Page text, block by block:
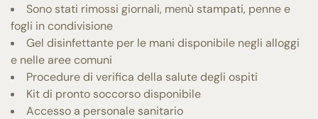
Sono stati rimossi giornali, menù stampati, penne e
fogli in condivisione
Gel disinfettante per le mani disponibile negli alloggi
e nelle aree comuni
Procedure di verifica della salute degli ospiti
Kit di pronto soccorso disponibile
Accesso a personale sanitario